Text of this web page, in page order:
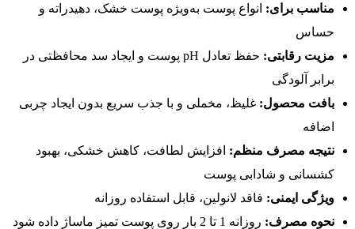
مناسب برای: انواع پوست به‌ویژه پوست خشک، دهیدراته و
حساس
مزیت رقابتی:
حفظ تعادل pH پوست و ایجاد سد محافظتی در
برابر آلودگی
بافت محصول: غلیظ، مخملی و با جذب سریع بدون ایجاد چربی
اضافه
نتیجه مصرف منظم: افزایش لطافت، کاهش خشکی، بهبود
کشسانی و شادابی پوست
ویژگی ایمنی: فاقد لانولین، قابل استفاده روزانه
نحوه مصرف: روزانه 1 تا 2 بار روی پوست تمیز ماساژ داده شود